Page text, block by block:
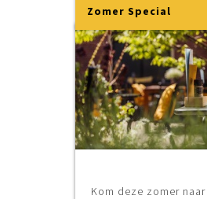
Zomer Special
Kom deze zomer